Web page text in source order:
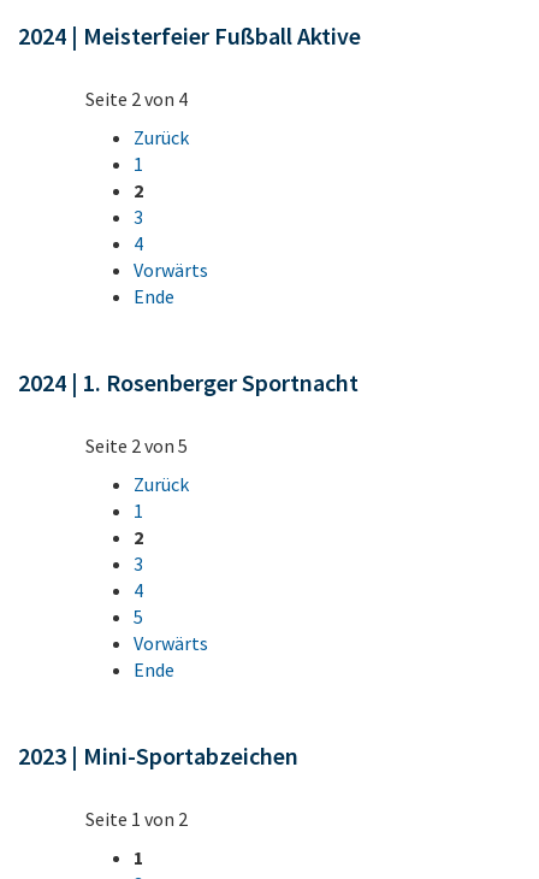
2024 | Meisterfeier Fußball Aktive
Seite 2 von 4
Zurück
1
2
3
4
Vorwärts
Ende
2024 | 1. Rosenberger Sportnacht
Seite 2 von 5
Zurück
1
2
3
4
5
Vorwärts
Ende
2023 | Mini-Sportabzeichen
Seite 1 von 2
1